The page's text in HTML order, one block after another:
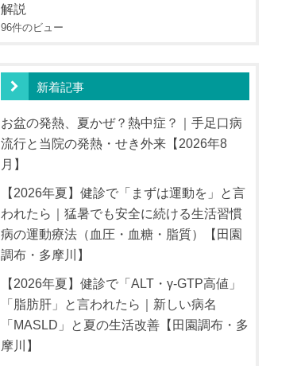
解説
96件のビュー
新着記事
お盆の発熱、夏かぜ？熱中症？｜手足口病
流行と当院の発熱・せき外来【2026年8
月】
【2026年夏】健診で「まずは運動を」と言
われたら｜猛暑でも安全に続ける生活習慣
病の運動療法（血圧・血糖・脂質）【田園
調布・多摩川】
【2026年夏】健診で「ALT・γ-GTP高値」
「脂肪肝」と言われたら｜新しい病名
「MASLD」と夏の生活改善【田園調布・多
摩川】